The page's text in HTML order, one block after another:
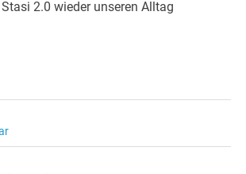
2.0 wieder unseren Alltag